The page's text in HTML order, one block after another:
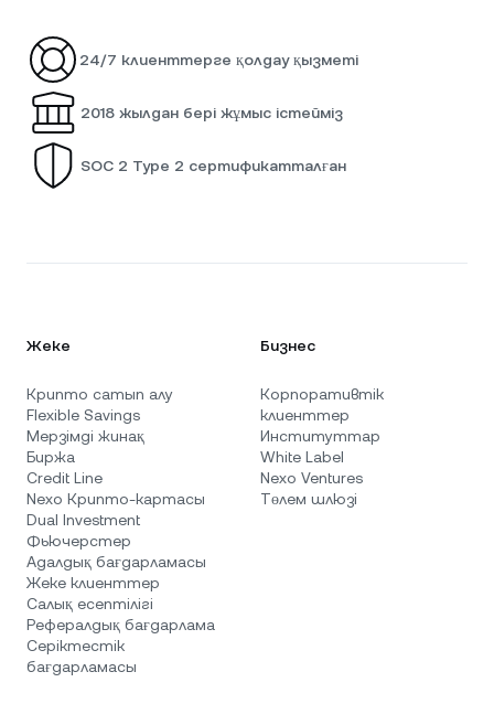
24/7 клиенттерге қолдау қызметі
2018 жылдан бері жұмыс істейміз
SOC 2 Type 2 сертификатталған
Жеке
Крипто сатып алу
Flexible Savings
Мерзімді жинақ
Биржа
Credit Line
Nexo Крипто-картасы
Dual Investment
Фьючерстер
Адалдық бағдарламасы
Жеке клиенттер
Салық есептілігі
Рефералдық бағдарлама
Серіктестік
бағдарламасы
Бизнес
Корпоративтік
клиенттер
Институттар
White Label
Nexo Ventures
Төлем шлюзі